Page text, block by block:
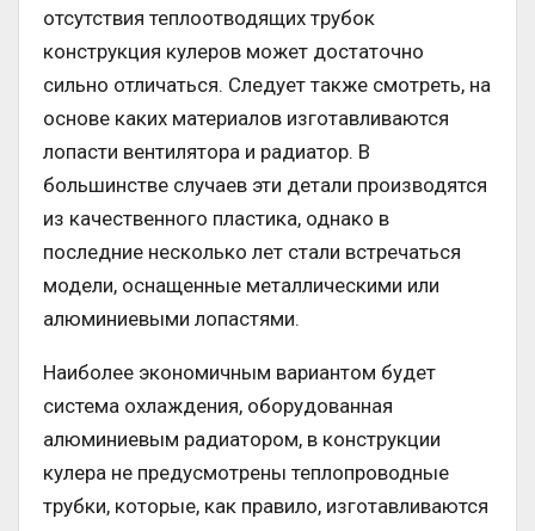
отсутствия теплоотводящих трубок
конструкция кулеров может достаточно
сильно отличаться. Следует также смотреть, на
основе каких материалов изготавливаются
лопасти вентилятора и радиатор. В
большинстве случаев эти детали производятся
из качественного пластика, однако в
последние несколько лет стали встречаться
модели, оснащенные металлическими или
алюминиевыми лопастями.
Наиболее экономичным вариантом будет
система охлаждения, оборудованная
алюминиевым радиатором, в конструкции
кулера не предусмотрены теплопроводные
трубки, которые, как правило, изготавливаются